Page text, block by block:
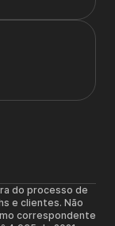
do processo de
e clientes. Não
correspondente